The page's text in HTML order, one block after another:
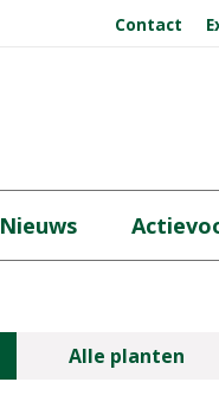
Contact
Nieuws
Alle planten